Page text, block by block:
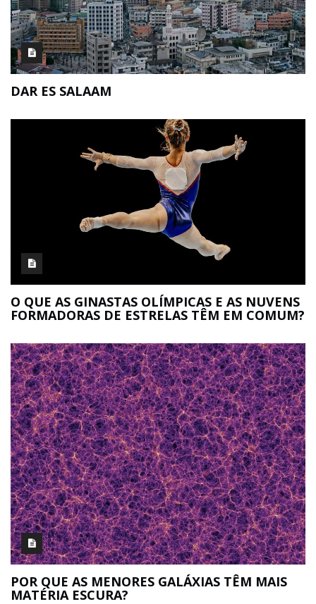
DAR ES SALAAM
O QUE AS GINASTAS OLÍMPICAS E AS NUVENS
FORMADORAS DE ESTRELAS TÊM EM COMUM?
POR QUE AS MENORES GALÁXIAS TÊM MAIS
MATÉRIA ESCURA?